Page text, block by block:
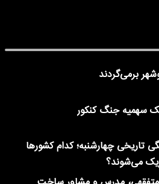
برمی‌گردند
سهمیه جنگ کنکور
تاریخی چهارشنبه؛ کدام کشورها
می‌شوند؟